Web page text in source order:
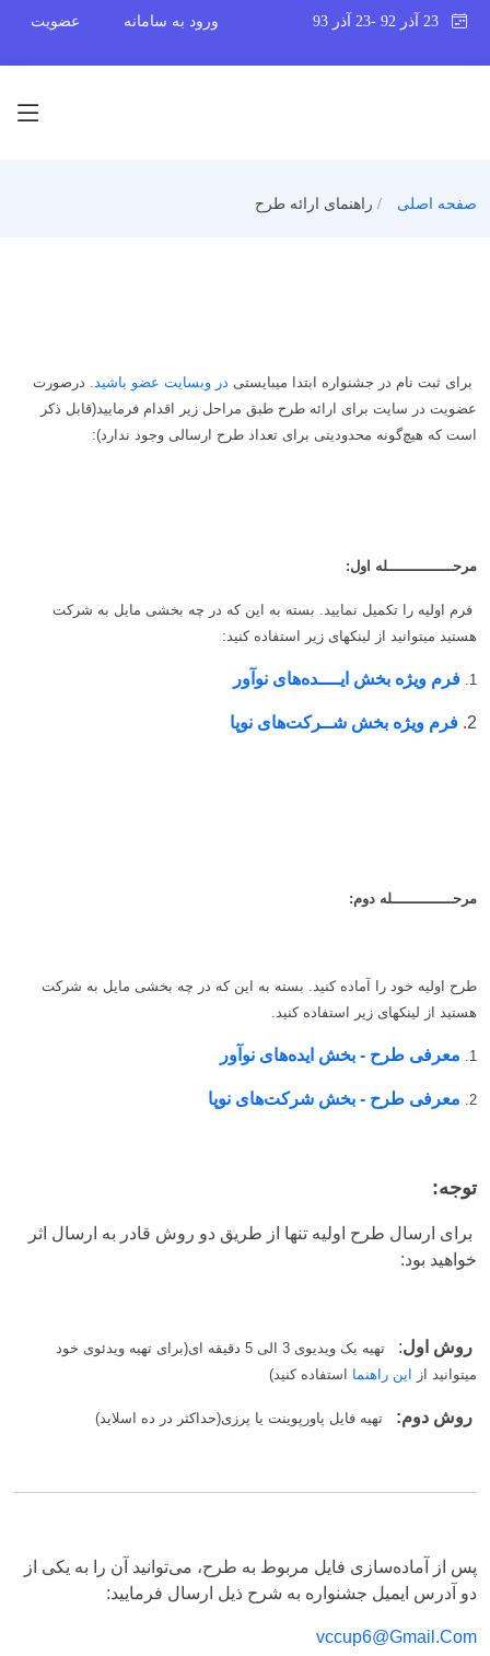
ورود به سامانه عضویت
صفحه اصلی راهنمای ارائه طرح
برای ثبت نام در جشنواره ابتدا میبایستی در وبسایت عضو باشید. درصورت
عضویت در سایت برای ارائه طرح طبق مراحل زیر اقدام فرمایید(قابل ذکر
است که هیچ‌گونه محدودیتی برای تعداد طرح ارسالی وجود ندارد):
مرحـــــــــــــــله اول:
فرم اولیه را تکمیل نمایید. بسته به این که در چه بخشی مایل به شرکت
هستید میتوانید از لینکهای زیر استفاده کنید:
1. فرم ویژه بخش ایــــده‌های نوآور
2. فرم ویژه بخش شــرکت‌های نوپا
مرحــــــــــــــله دوم:
طرح اولیه خود را آماده کنید. بسته به این که در چه بخشی مایل به شرکت
هستید از لینکهای زیر استفاده کنید.
1. معرفی طرح - بخش ایده‌های نوآور
2. معرفی طرح - بخش شرکت‌های نوپا
توجه:
برای ارسال طرح اولیه تنها از طریق دو روش قادر به ارسال اثر
خواهید بود:
روش اول:
تهیه یک ویدیوی 3 الی 5 دقیقه ای(برای تهیه ویدئوی خود
میتوانید از
این راهنما استفاده کنید)
روش دوم: تهیه فایل پاورپوینت یا پرزی(حداکثر در ده اسلاید)
پس از آماده‌سازی فایل مربوط به طرح، می‌توانید آن را به یکی از
دو آدرس ایمیل جشنواره به شرح ذیل ارسال فرمایید:
vccup6@Gmail.Com